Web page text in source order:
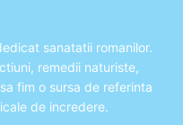
sanatatii romanilor.
remedii naturiste,
fim o sursa de referinta
de incredere.